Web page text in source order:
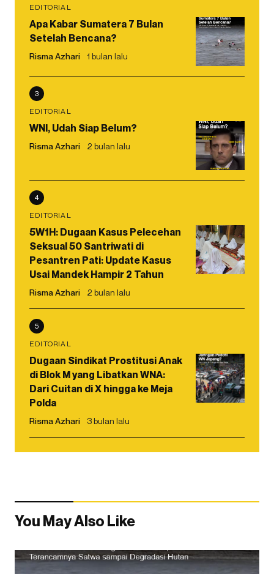
EDITORIAL
Apa Kabar Sumatera 7 Bulan
Setelah Bencana?
Risma Azhari 1 bulan lalu
3
EDITORIAL
WNI, Udah Siap Belum?
Risma Azhari 2 bulan lalu
4
EDITORIAL
5W1H: Dugaan Kasus Pelecehan
Seksual 50 Santriwati di
Pesantren Pati: Update Kasus
Usai Mandek Hampir 2 Tahun
Risma Azhari 2 bulan lalu
5
EDITORIAL
Dugaan Sindikat Prostitusi Anak
di Blok M yang Libatkan WNA:
Dari Cuitan di X hingga ke Meja
Polda
Risma Azhari 3 bulan lalu
You May Also Like